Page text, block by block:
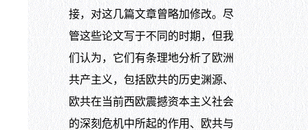
接，对这几篇文章曾略加修改。尽
管这些论文写于不同的时期，但我
们认为，它们有条理地分析了欧洲
共产主义，包括欧共的历史渊源、
欧共在当前西欧震撼资本主义社会
的深刻危机中所起的作用、欧共与